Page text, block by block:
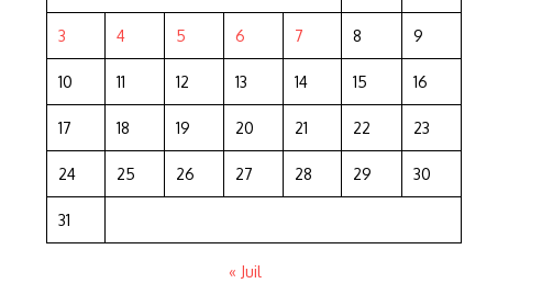
3 4 5 6 7 8 9
10 11 12 13 14 15 16
17 18 19 20 21 22 23
24 25 26 27 28 29 30
31
« Juil